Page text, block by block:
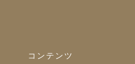
コンテンツ